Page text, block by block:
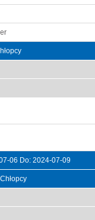
06 Do: 2024-07-09